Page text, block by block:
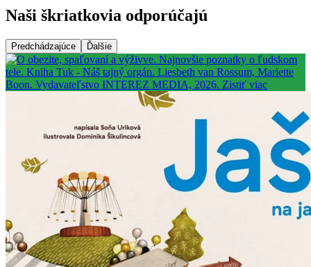
Naši škriatkovia odporúčajú
Predchádzajúce Ďalšie